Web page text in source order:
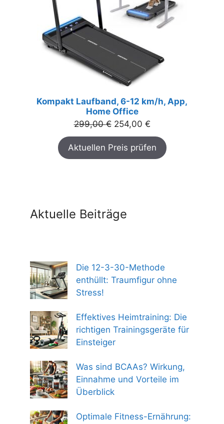
Kompakt Laufband, 6-12 km/h, App,
Home Office
299,00€ Ursprünglicher
Preis
war:
299,00 €
254,00 €Aktueller
Preis
ist:
254,00 €.
Aktuellen Preis prüfen
Aktuelle Beiträge
Die 12-3-30-Methode
enthüllt: Traumfigur ohne
Stress!
Effektives Heimtraining: Die
richtigen Trainingsgeräte für
Einsteiger
Was sind BCAAs? Wirkung,
Einnahme und Vorteile im
Überblick
Optimale Fitness-Ernährung: